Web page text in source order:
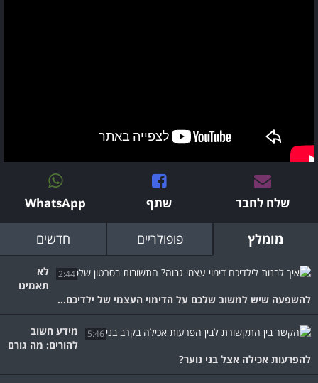
שלח לחבר שתף WhatsApp
מומלץ פופולריים חדשים
2:44
לא
תאמינו
להשפעה שיש למשוב שלכם על הדימוי העצמי של ילדיכם...
5:46
מידע חשוב
להורים: מה גורם
להפרעות אכילה אצל בני נוער?